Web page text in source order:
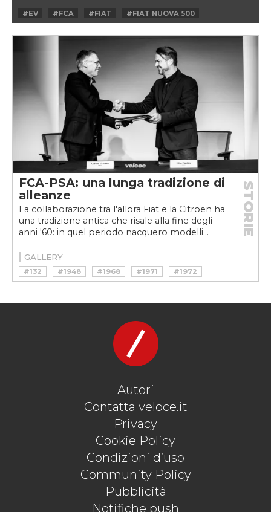
#EV #FCA #FIAT
#FIAT NUOVA 500
#NUOVA 500
#PSA #VELOCEKW
FCA-PSA: una lunga tradizione di
alleanze
La collaborazione tra l'allora Fiat e la Citroën ha
una tradizione antica che risale alla fine degli
anni '60: in quel periodo nacquero modelli...
STORIE
GALLERY
#132 #1948 #1968 #1971
#1972
#200
#2CV #AUDI
#BORA
#GT4
#MASERATI
#PEUGEOT
#PSA
#SM
#URRACO
Autori
Contatta veloce.it
Privacy
Cookie Policy
Condizioni d’uso
Community Policy
Pubblicità
Notifiche push